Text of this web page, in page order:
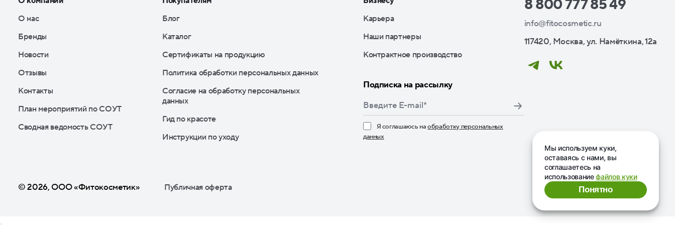
О нас
Бренды
Новости
Отзывы
Контакты
План мероприятий по СОУТ
Сводная ведомость СОУТ
Блог
Каталог
Сертификаты на продукцию
Политика обработки персональных данных
Согласие на обработку персональных
данных
Гид по красоте
Инструкции по уходу
Карьера
Наши партнеры
Контрактное производство
Подписка на рассылку
Я соглашаюсь наобработку персональных
данных
Нажимая кнопку «Подписаться», я даю свое согласие на обработку моих
8 800 777 85 49
info@fitocosmetic.ru
117420, Москва, ул. Намёткина, 12а
© 2026, ООО «Фитокосметик» Публичная оферта
Мы используем куки,
оставаясь с нами, вы
соглашаетесь на
использованиефайлов куки
Понятно